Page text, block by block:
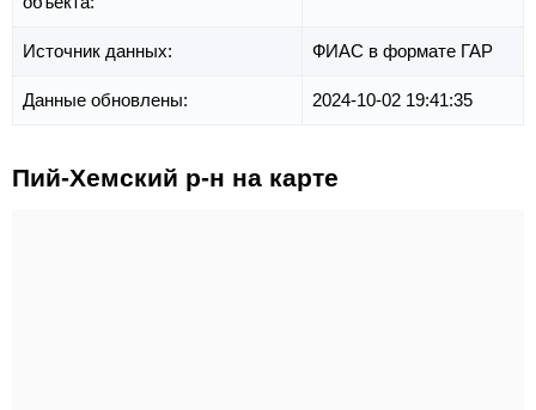
Источник данных: ФИАС в формате ГАР
Данные обновлены: 2024-10-02 19:41:35
Пий-Хемский р-н на карте